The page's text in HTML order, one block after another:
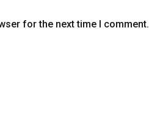
for the next time I comment.